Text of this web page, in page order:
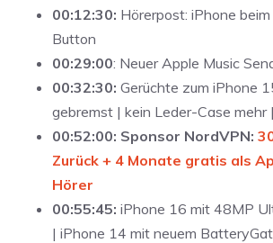
00:12:30: Hörerpost: iPhone
Button
00:29:00: Neuer Apple Music
00:32:30: Gerüchte zum iPhone
gebremst | kein Leder-Case mehr
00:52:00: Sponsor NordVPN:
Zurück + 4 Monate gratis als
Hörer
00:55:45: iPhone 16 mit 48MP
| iPhone 14 mit neuem